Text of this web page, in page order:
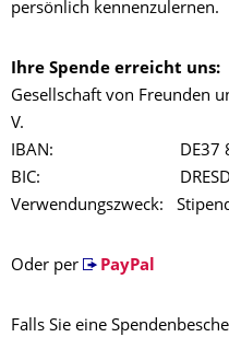
persönlich kennenzulernen.
Ihre Spende erreicht uns:
Gesellschaft von Freunden
V.
IBAN: DE37 8508
BIC:
Verwendungszweck:
Oder per PayPal
Falls Sie eine